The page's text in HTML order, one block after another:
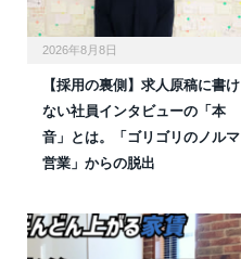
2026年8月8日
【採用の裏側】求人原稿に書け
ない社員インタビューの「本
音」とは。「ゴリゴリのノルマ
営業」からの脱出